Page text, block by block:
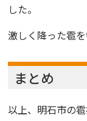
した。
激しく降った雹を
まとめ
以上、明石市の